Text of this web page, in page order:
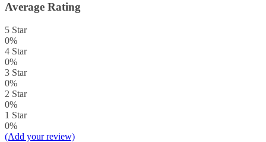
Average Rating
5 Star
0%
4 Star
0%
3 Star
0%
2 Star
0%
1 Star
0%
(Add your review)